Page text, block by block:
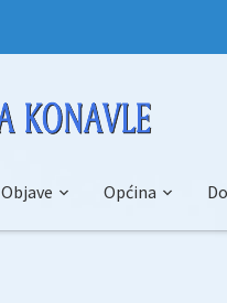
Objave Općina